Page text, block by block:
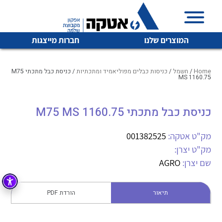
המוצרים שלנו חברות מייצגות
איכות | שרות | זמינות
והפצה של מוצרי
מיתוג, בקרה , ואינסטלציה חשמלית ופעילה ב7 תחומים:
חשמל מיתוג ואינסטלציה חשמלית
בקרה
זיווד
לכל מוצרי היצרן לכל מוצרי היצרן
לכל מוצרי היצרן לכל מוצרי היצרן
Home
/ חשמל / כניסות כבלים מפוליאמיד ומתכתיות / כניסת כבל מתכתי M75
MS 1160.75
כניסת כבל מתכתי M75 MS 1160.75
מק"ט אטקה: 001382525
מק"ט יצרן:
שם יצרן: AGRO
תיאור הורדת PDF